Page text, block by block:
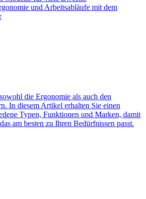
und Arbeitsabläufe mit dem
die Ergonomie als auch den
In diesem Artikel erhalten Sie einen
Typen, Funktionen und Marken, damit
am besten zu Ihren Bedürfnissen passt.